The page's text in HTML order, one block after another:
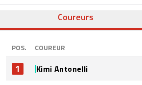
Coureurs
POS. COUREUR
1 Kimi Antonelli